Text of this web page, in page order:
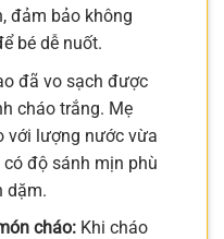
đảm bảo không
bé dễ nuốt.
đã vo sạch được
cháo trắng. Mẹ
với lượng nước vừa
độ sánh mịn phù
dặm.
cháo:Khi cháo